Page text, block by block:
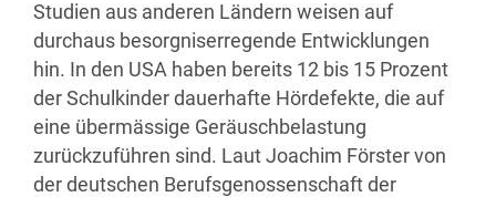
Studien aus anderen Ländern weisen auf
durchaus besorgniserregende Entwicklungen
hin. In den USA haben bereits 12 bis 15 Prozent
der Schulkinder dauerhafte Hördefekte, die auf
eine übermässige Geräuschbelastung
zurückzuführen sind. Laut Joachim Förster von
der deutschen Berufsgenossenschaft der